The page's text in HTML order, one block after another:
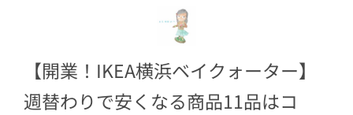
【開業！IKEA横浜ベイクォーター】
週替わりで安くなる商品11品はコ